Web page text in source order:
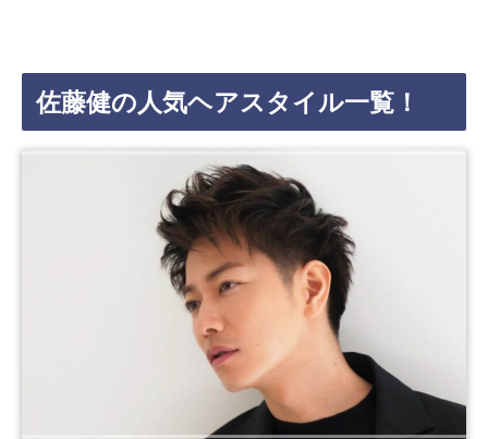
佐藤健の人気ヘアスタイル一覧！